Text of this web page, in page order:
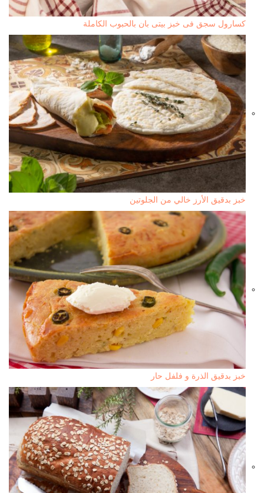
كسارول سجق فى خبز بيتى بان بالحبوب الكاملة
خبز بدقيق الأرز خالي من الجلوتين
خبز بدقيق الذرة و فلفل حار